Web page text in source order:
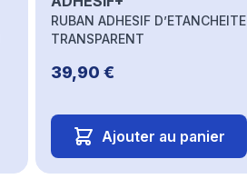
RUBAN ADHESIF D’ETANCHEITE
TRANSPARENT
39,90 €
Ajouter au panier